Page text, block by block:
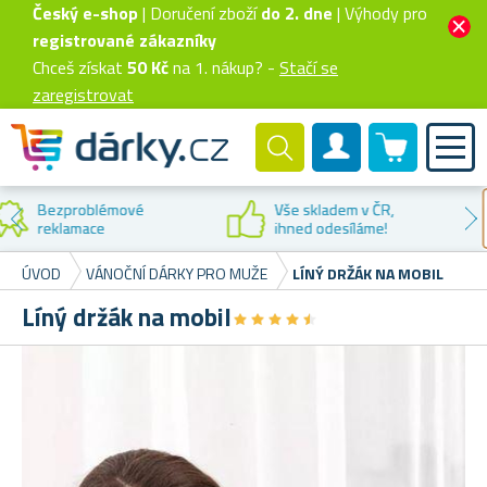
Český e-shop| Doručení zbožído 2. dne | Výhody pro
registrované zákazníky
Chceš získat 50 Kčna 1. nákup? - Stačí se
zaregistrovat
Zákaznický účet
0 produktů
Sleva na
první nákup
ÚVOD VÁNOČNÍ DÁRKY PRO MUŽE LÍNÝ DRŽÁK NA MOBIL
Líný držák na mobil★★★★★
★★★★★